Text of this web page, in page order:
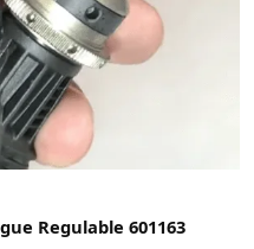
Regulable 601163